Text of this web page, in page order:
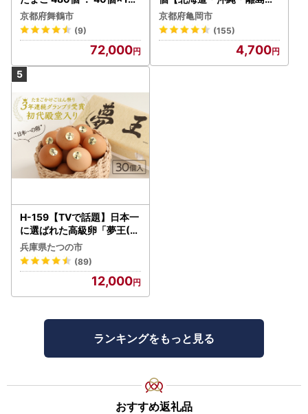
回 【配送不可地域：北海道
、沖縄、離島】
京都府舞鶴市
(9)
72,000
送不可】
京都府亀岡市
(155)
4,700
H-159【TVで話題】日本一
に選ばれた高級卵「夢王(3
0個）」たまごかけごはん
祭り3年連続グランプリ受
賞！
兵庫県たつの市
(89)
12,000
ランキングをもっと見る
おすすめ返礼品